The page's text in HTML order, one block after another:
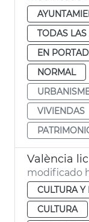
TODAS
EN
NORMAL
VIVIENDAS
modificado
CULTURA Y
CULTURA